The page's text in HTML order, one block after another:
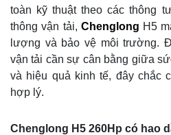
toàn kỹ thuật theo các thông
thông vận tải, Chenglong H5
lượng và bảo vệ môi trường.
vận tải cần sự cân bằng giữa
và hiệu quả kinh tế, đây chắc
hợp lý.
Chenglong H5 260Hp có hao